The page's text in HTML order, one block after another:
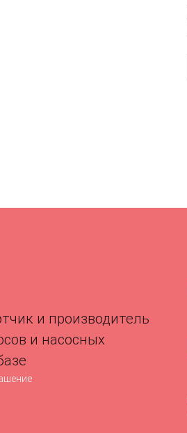
и производитель
и насосных